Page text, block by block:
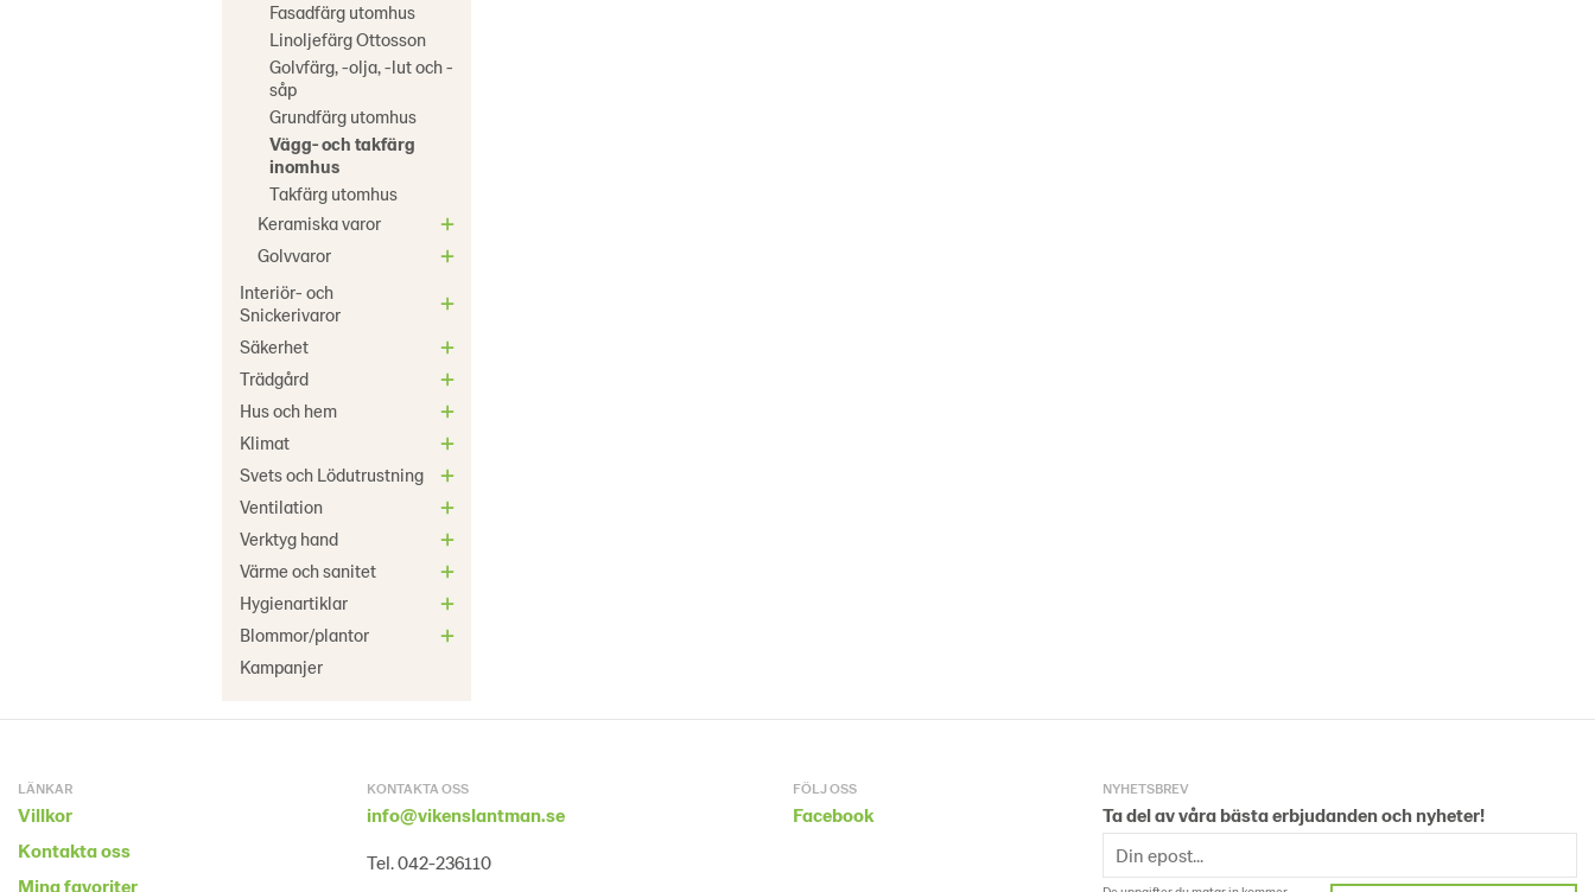
Fasadfärg utomhus
Linoljefärg Ottosson
Golvfärg, -olja, -lut och -
såp
Grundfärg utomhus
Vägg- och takfärg
inomhus
Takfärg utomhus
Keramiska varor
Golvvaror
Interiör- och
Snickerivaror
Säkerhet
Trädgård
Hus och hem
Klimat
Svets och Lödutrustning
Ventilation
Verktyg hand
Värme och sanitet
Hygienartiklar
Blommor/plantor
Kampanjer
LÄNKAR
Villkor
Kontakta oss
Mina favoriter
KONTAKTA OSS
info@vikenslantman.se
Tel. 042-236110
FÖLJ OSS
Facebook
NYHETSBREV
Ta del av våra bästa erbjudanden och nyheter!